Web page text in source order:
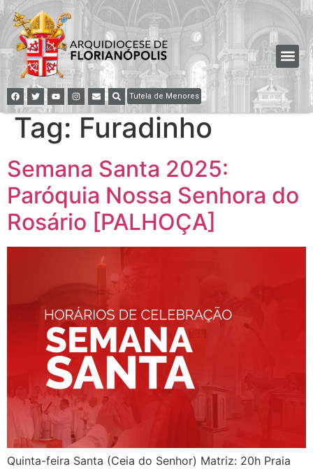
Tutela de Menores
Tag: Furadinho
Semana Santa 2025:
Paróquia Nossa Senhora do
Rosário [PALHOÇA]
Quinta-feira Santa (Ceia do Senhor) Matriz: 20h Praia